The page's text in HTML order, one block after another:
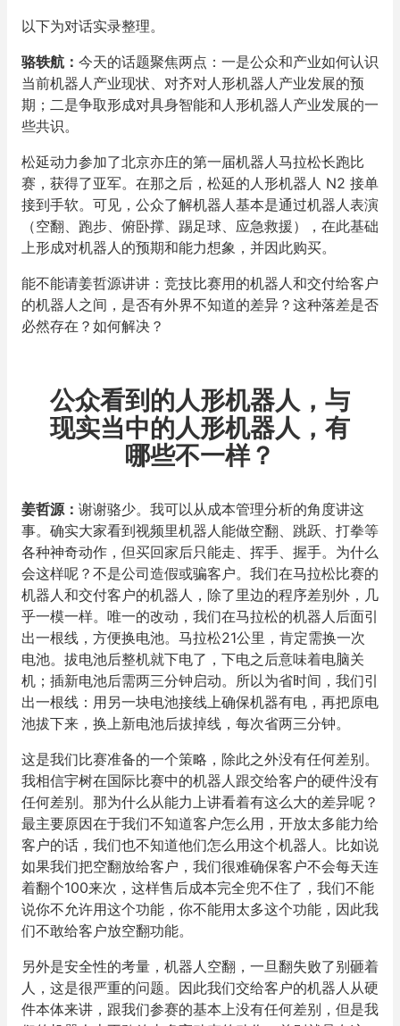
以下为对话实录整理。
骆轶航 ： 今天的话题聚焦两点：一是公众和产业如何认识
当前机器人产业现状、对齐对人形机器人产业发展的预
期；二是争取形成对具身智能和人形机器人产业发展的一
些共识。
松延动力参加了北京亦庄的第一届机器人马拉松长跑比
赛，获得了亚军。在那之后，松延的人形机器人 N2 接单
接到手软。可见，公众了解机器人基本是通过机器人表演
（空翻、跑步、俯卧撑、踢足球、应急救援），在此基础
上形成对机器人的预期和能力想象，并因此购买。
能不能请姜哲源讲讲：竞技比赛用的机器人和交付给客户
的机器人之间，是否有外界不知道的差异？这种落差是否
必然存在？如何解决？
公众看到的人形机器人，与
现实当中的人形机器人，有
哪些不一样？
姜哲源： 谢谢骆少。我可以从成本管理分析的角度讲这
事。确实大家看到视频里机器人能做空翻、跳跃、打拳等
各种神奇动作，但买回家后只能走、挥手、握手。为什么
会这样呢？不是公司造假或骗客户。我们在马拉松比赛的
机器人和交付客户的机器人，除了里边的程序差别外，几
乎一模一样。唯一的改动，我们在马拉松的机器人后面引
出一根线，方便换电池。马拉松21公里，肯定需换一次
电池。拔电池后整机就下电了，下电之后意味着电脑关
机；插新电池后需两三分钟启动。所以为省时间，我们引
出一根线：用另一块电池接线上确保机器有电，再把原电
池拔下来，换上新电池后拔掉线，每次省两三分钟。
这是我们比赛准备的一个策略，除此之外没有任何差别。
我相信宇树在国际比赛中的机器人跟交给客户的硬件没有
任何差别。那为什么从能力上讲看着有这么大的差异呢？
最主要原因在于我们不知道客户怎么用，开放太多能力给
客户的话，我们也不知道他们怎么用这个机器人。比如说
如果我们把空翻放给客户，我们很难确保客户不会每天连
着翻个100来次，这样售后成本完全兜不住了，我们不能
说你不允许用这个功能，你不能用太多这个功能，因此我
们不敢给客户放空翻功能。
另外是安全性的考量，机器人空翻，一旦翻失败了别砸着
人，这是很严重的问题。因此我们交给客户的机器人从硬
件本体来讲，跟我们参赛的基本上没有任何差别，但是我